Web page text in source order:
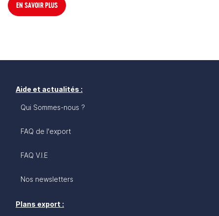
EN SAVOIR PLUS
Aide et actualités :
Qui Sommes-nous ?
FAQ de l'export
FAQ V.I.E
Nos newsletters
Plans export :